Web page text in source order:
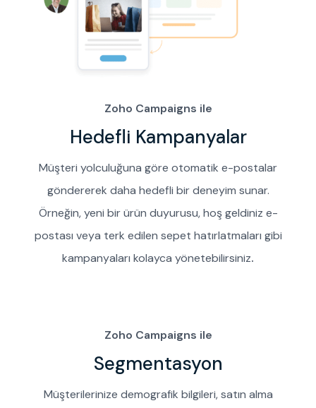
Zoho Campaigns ile
Hedefli Kampanyalar
Müşteri yolculuğuna göre otomatik e-postalar
göndererek daha hedefli bir deneyim sunar.
Örneğin, yeni bir ürün duyurusu, hoş geldiniz e-
postası veya terk edilen sepet hatırlatmaları gibi
kampanyaları kolayca yönetebilirsiniz.
Zoho Campaigns ile
Segmentasyon
Müşterilerinize demografik bilgileri, satın alma